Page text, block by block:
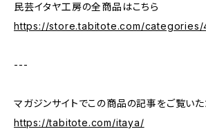
民芸イタヤ工房の全商品はこちら
https://store.tabitote.com/categories/
---
マガジンサイトでこの商品の記事をご覧いた
https://tabitote.com/itaya/